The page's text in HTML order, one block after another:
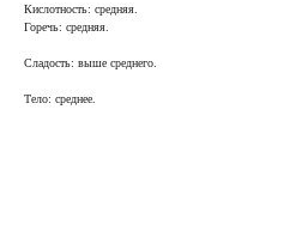
Кислотность: средняя.
Горечь: средняя.
Сладость: выше среднего.
Тело: среднее.